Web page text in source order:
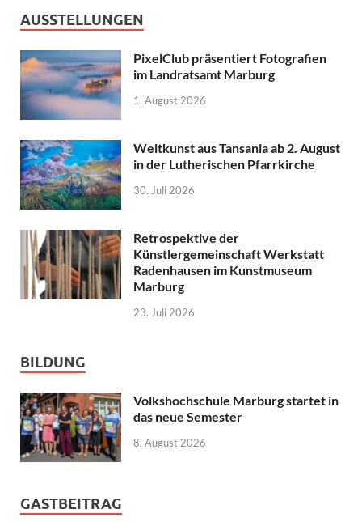
AUSSTELLUNGEN
PixelClub präsentiert Fotografien
im Landratsamt Marburg
1. August 2026
Weltkunst aus Tansania ab 2. August
in der Lutherischen Pfarrkirche
30. Juli 2026
Retrospektive der
Künstlergemeinschaft Werkstatt
Radenhausen im Kunstmuseum
Marburg
23. Juli 2026
BILDUNG
Volkshochschule Marburg startet in
das neue Semester
8. August 2026
GASTBEITRAG